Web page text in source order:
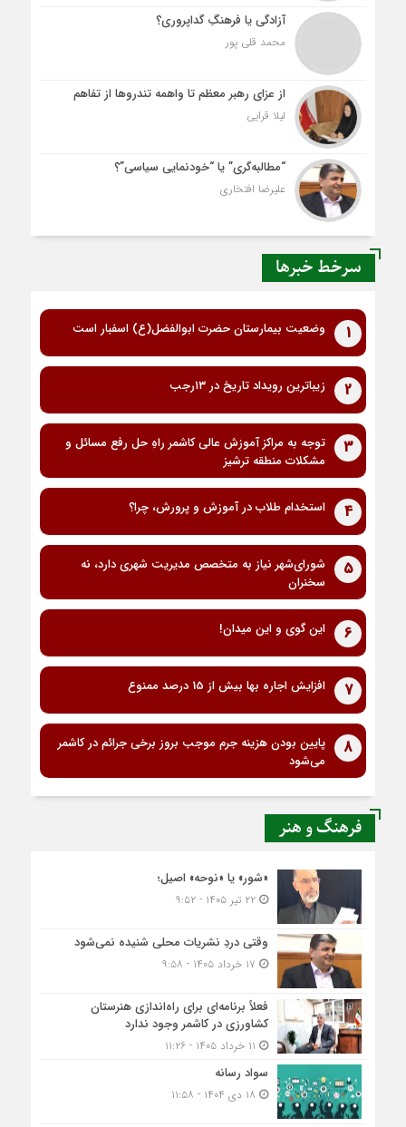
آزادگی یا فرهنگِ گداپروری؟
محمد قلی پور
از عزای رهبر معظم تا واهمه تندروها از تفاهم
لیلا قرایی
“مطالبه‌گری” یا “خودنمایی سیاسی”؟
علیرضا افتخاری
سرخط خبرها
1 وضعیت بیمارستان حضرت ابوالفضل(ع) اسفبار است
2 زیباترین رویداد تاریخ در ۱۳رجب
3
توجه به مراکز آموزش عالی کاشمر راهِ حل رفع مسائل و
مشکلات منطقه ترشیز
4 استخدام طلاب در آموزش و پرورش، چرا؟
5
شورای‌شهر نیاز به متخصص مدیریت شهری دارد، نه
سخنران
6 این گوی و این میدان!
7 افزایش اجاره بها بیش از 15 درصد ممنوع
8
پایین بودن هزینه جرم موجب بروز برخی جرائم در کاشمر
می‌شود
فرهنگ و هنر
«شور» یا «نوحه» اصیل؛
۲۲ تیر ۱۴۰۵ - ۹:۵۲
وقتی دردِ نشریات محلی شنیده نمی‌شود
فعلاً برنامه‌ای برای راه‌اندازی هنرستان
کشاورزی در کاشمر وجود ندارد
سواد رسانه